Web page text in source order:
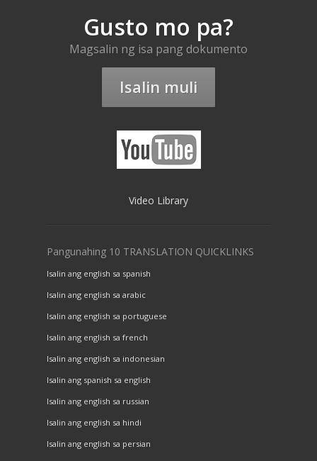
Gusto mo pa?
Magsalin ng isa pang dokumento
Isalin muli
Video Library
Pangunahing 10 TRANSLATION QUICKLINKS
Isalin ang english sa spanish
Isalin ang english sa arabic
Isalin ang english sa portuguese
Isalin ang english sa french
Isalin ang english sa indonesian
Isalin ang spanish sa english
Isalin ang english sa russian
Isalin ang english sa hindi
Isalin ang english sa persian